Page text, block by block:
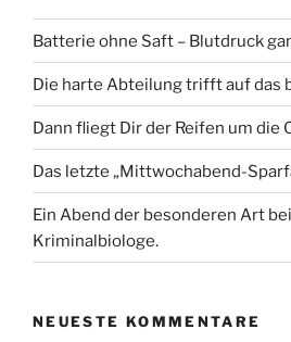
Batterie ohne Saft – Blutdruck
Die harte Abteilung trifft auf das
Dann fliegt Dir der Reifen um die
Das letzte „Mittwochabend-
Ein Abend der besonderen Art
Kriminalbiologe.
NEUESTE KOMMENTARE